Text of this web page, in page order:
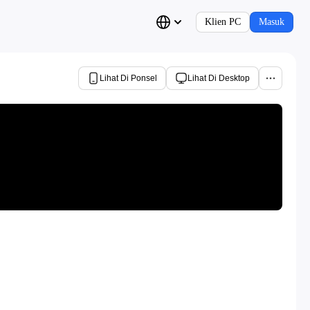
Klien PC Masuk
Lihat Di Ponsel Lihat Di Desktop